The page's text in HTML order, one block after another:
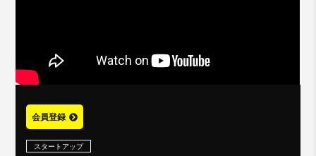
会員登録
スタートアップ